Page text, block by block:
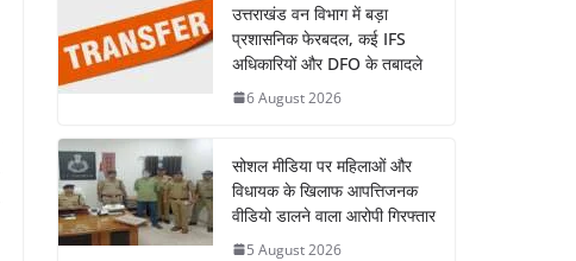
उत्तराखंड वन विभाग में बड़ा
प्रशासनिक फेरबदल, कई IFS
अधिकारियों और DFO के तबादले
6 August 2026
सोशल मीडिया पर महिलाओं और
विधायक के खिलाफ आपत्तिजनक
वीडियो डालने वाला आरोपी गिरफ्तार
5 August 2026